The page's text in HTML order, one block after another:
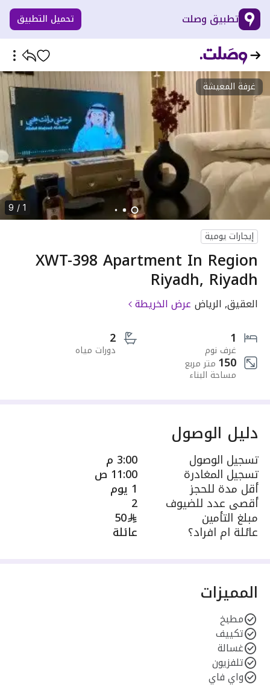
تطبيق وصلت تحميل التطبيق
غرفة المعيشة
1 / 9
إيجارات يومية
XWT-398 Apartment In Region
Riyadh, Riyadh
العقيق, الرياض عرض الخريطة
1
غرف نوم
2
دورات مياه
150 متر مربع
مساحة البناء
دليل الوصول
تسجيل الوصول 3:00 م
تسجيل المغادرة 11:00 ص
أقل مدة للحجز 1 يوم
أقصى عدد للضيوف 2
مبلغ التأمين 50
عائلة ام افراد؟ عائلة
المميزات
مطبخ
تكييف
غسالة
تلفزيون
واي فاي